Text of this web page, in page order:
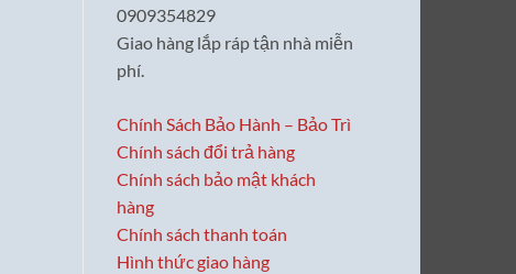
0909354829
Giao hàng lắp ráp tận nhà miễn
phí.
Chính Sách Bảo Hành – Bảo Trì
Chính sách đổi trả hàng
Chính sách bảo mật khách
hàng
Chính sách thanh toán
Hình thức giao hàng